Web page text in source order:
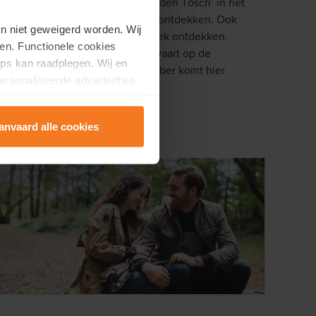
niet geweigerd worden. Wij
Functionele cookies
kan raadplegen. Wij en
advertenties
alle cookies
Grenspark Kempen-Broek kan ontdekken. Ook
kan je vanop het water de streek ontdekken.
Maak een onvergetelijke rondvaart op de
Maasplassen. De natuurliefhebber komt hier